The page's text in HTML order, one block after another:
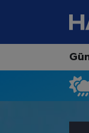
Aydın
Aydın